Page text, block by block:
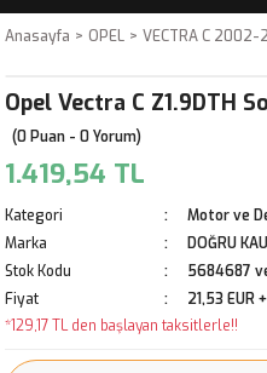
Anasayfa OPEL VECTRA C 2002-
Opel Vectra C Z1.9DTH
(0 Puan - 0 Yorum)
1.419,54 TL
Kategori
Motor ve
Marka
DOĞRU
Stok Kodu
5684687
Fiyat
21,53 EUR
*129,17 TL den başlayan taksitlerle!!